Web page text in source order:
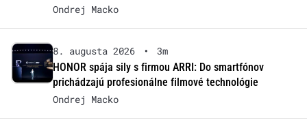
Ondrej Macko
8. augusta 2026 •
3m
HONOR spája sily s firmou ARRI: Do smartfónov
prichádzajú profesionálne filmové technológie
Ondrej Macko